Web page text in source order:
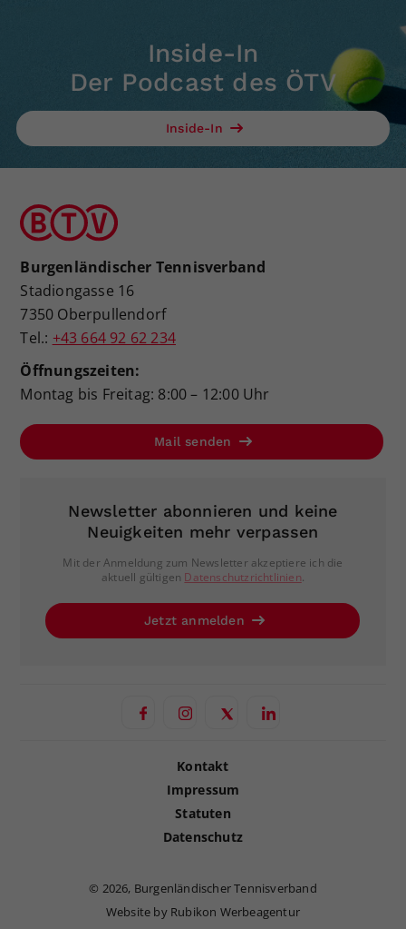
Inside-In
Der Podcast des ÖTV
Inside-In
Burgenländischer Tennisverband
Stadiongasse 16
7350 Oberpullendorf
Tel.: +43 664 92 62 234
Öffnungszeiten:
Montag bis Freitag: 8:00 – 12:00 Uhr
Mail senden
Newsletter abonnieren und keine
Neuigkeiten mehr verpassen
Mit der Anmeldung zum Newsletter akzeptiere ich die
aktuell gültigen Datenschutzrichtlinien.
Jetzt anmelden
Kontakt
Impressum
Statuten
Datenschutz
© 2026, Burgenländischer Tennisverband
Website by Rubikon Werbeagentur